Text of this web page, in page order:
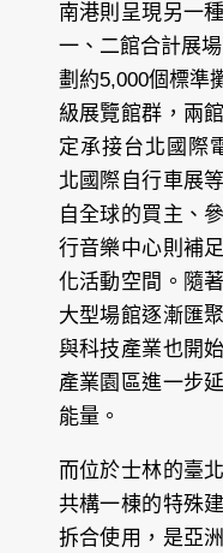
南港則呈現另一
一、二館合計展
劃約5,000個標準
級展覽館群，兩
定承接台北國際
北國際自行車展
自全球的買主、
行音樂中心則補
化活動空間。隨
大型場館逐漸匯
與科技產業也開
產業園區進一步
能量。
而位於士林的臺
共構一棟的特殊
拆合使用，是亞